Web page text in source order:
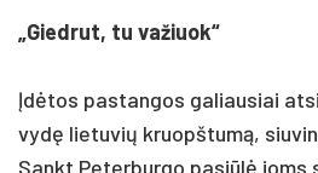
„Gied­rut, tu va­žiuok“
Įdėtos pa­stan­gos ga­liau­siai
vydę lie­tu­vių kruopš­tumą,
Sankt Pe­ter­bur­go pa­si­ūlė